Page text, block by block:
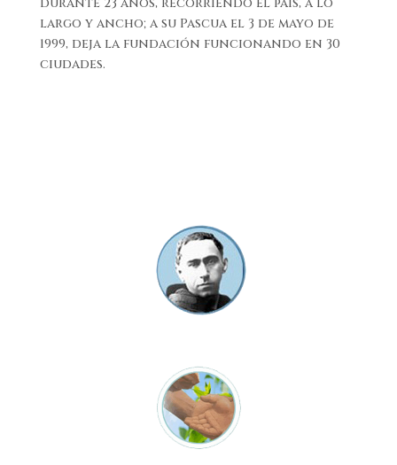
largo y ancho; a su Pascua el 3 de mayo de
1999, deja la fundación funcionando en 30
ciudades.